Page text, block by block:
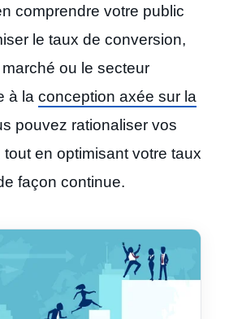
comprendre votre public
le taux de conversion,
ou le secteur
à la conception axée sur la
pouvez rationaliser vos
en optimisant votre taux
façon continue.